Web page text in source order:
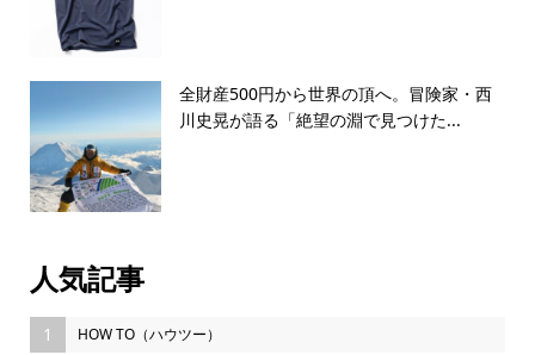
全財産500円から世界の頂へ。冒険家・西
川史晃が語る「絶望の淵で見つけた...
人気記事
1 HOW TO（ハウツー）